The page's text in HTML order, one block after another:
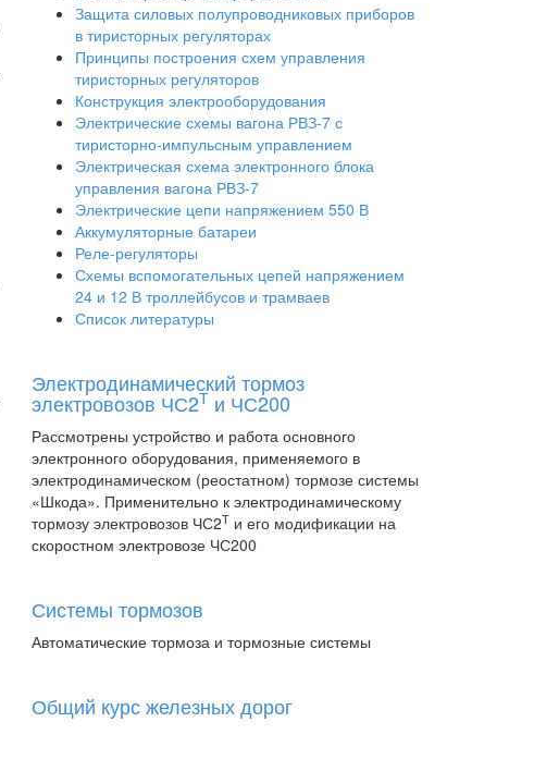
Защита силовых полупроводниковых приборов
в тиристорных регуляторах
Принципы построения схем управления
тиристорных регуляторов
Конструкция электрооборудования
Электрические схемы вагона РВЗ-7 с
тиристорно-импульсным управлением
Электрическая схема электронного блока
управления вагона РВЗ-7
Электрические цепи напряжением 550 В
Аккумуляторные батареи
Реле-регуляторы
Схемы вспомогательных цепей напряжением
24 и 12 В троллейбусов и трамваев
Список литературы
Электродинамический тормоз
электровозов ЧС2Т и ЧС200
Рассмотрены устройство и работа основного
электронного оборудования, применяемого в
электродинамическом (реостатном) тормозе системы
«Шкода». Применительно к электродинамическому
тормозу электровозов ЧС2Т и его модификации на
скоростном электровозе ЧС200
Системы тормозов
Автоматические тормоза и тормозные системы
Общий курс железных дорог